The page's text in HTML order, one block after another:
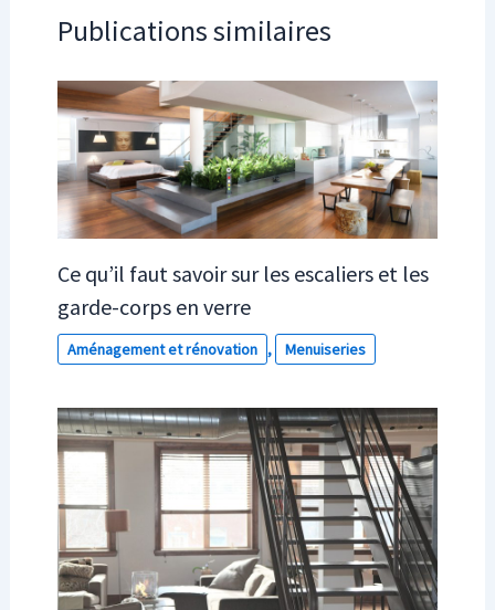
Publications similaires
Ce qu’il faut savoir sur les escaliers et les
garde-corps en verre
Aménagement et rénovation , Menuiseries